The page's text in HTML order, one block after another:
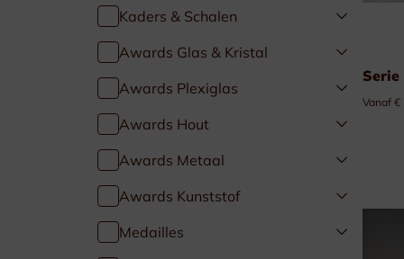
Kaders & Schalen
Kaders & Schalen
Awards Glas & Kristal
Awards Plexiglas
Awards Hout
Awards Metaal
Awards Kunststof
Medailles
Serie
Vanaf €